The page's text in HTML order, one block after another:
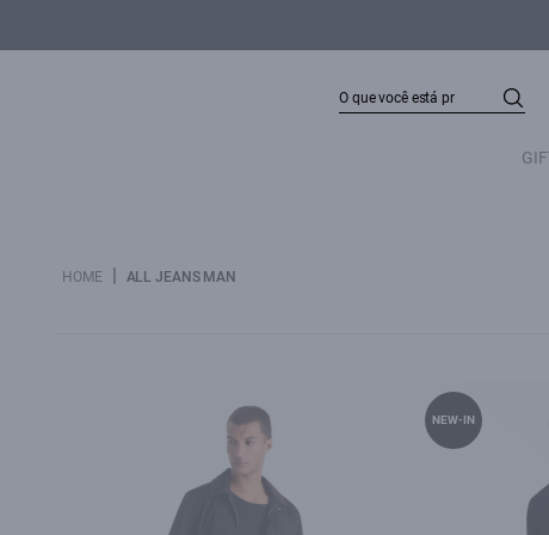
HOME | ALL JEANS MAN
NEW-IN